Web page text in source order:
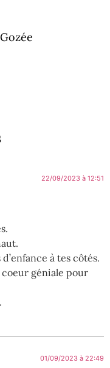
22/09/2023 à 12:51
à tes côtés.
coeur géniale pour
01/09/2023 à 22:49